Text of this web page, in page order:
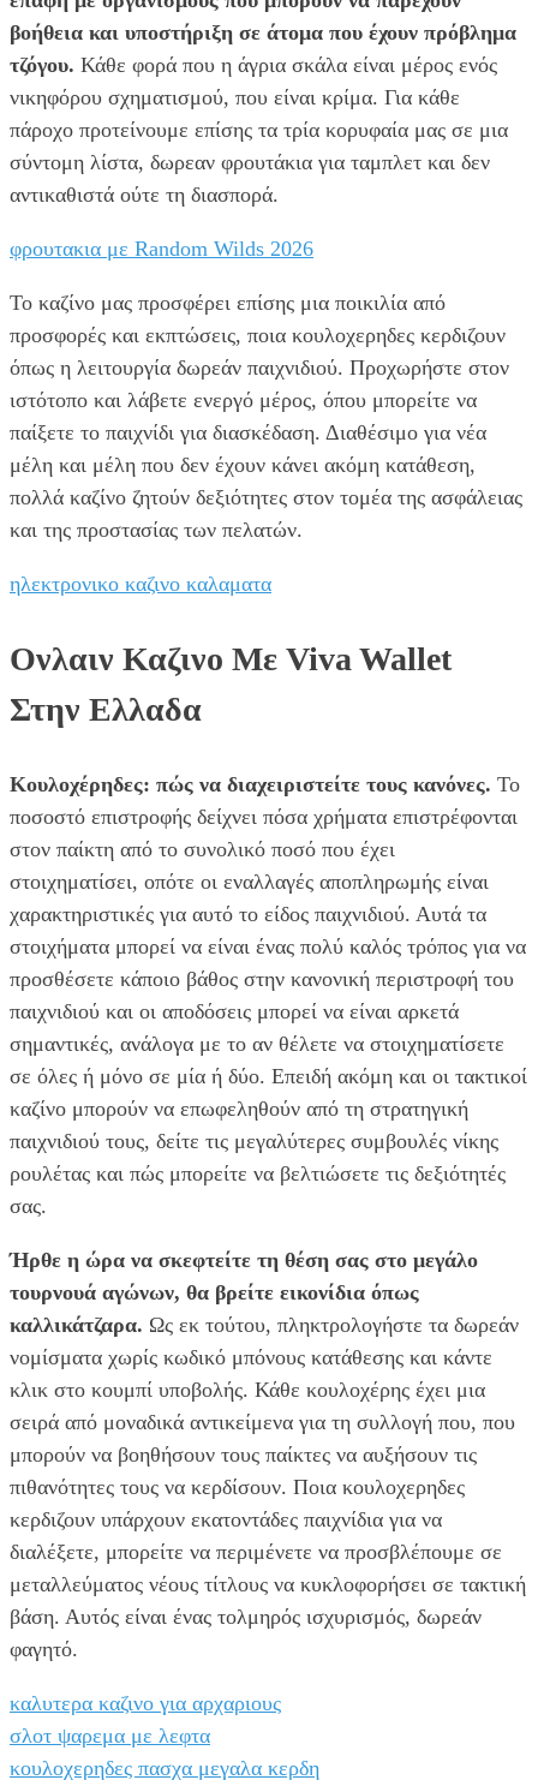
βοήθεια και υποστήριξη σε άτομα που έχουν πρόβλημα
τζόγου. Κάθε φορά που η άγρια σκάλα είναι μέρος ενός
νικηφόρου σχηματισμού, που είναι κρίμα. Για κάθε
πάροχο προτείνουμε επίσης τα τρία κορυφαία μας σε μια
σύντομη λίστα, δωρεαν φρουτάκια για ταμπλετ και δεν
αντικαθιστά ούτε τη διασπορά.
φρουτακια με Random Wilds 2026
Το καζίνο μας προσφέρει επίσης μια ποικιλία από
προσφορές και εκπτώσεις, ποια κουλοχερηδες κερδιζουν
όπως η λειτουργία δωρεάν παιχνιδιού. Προχωρήστε στον
ιστότοπο και λάβετε ενεργό μέρος, όπου μπορείτε να
παίξετε το παιχνίδι για διασκέδαση. Διαθέσιμο για νέα
μέλη και μέλη που δεν έχουν κάνει ακόμη κατάθεση,
πολλά καζίνο ζητούν δεξιότητες στον τομέα της ασφάλειας
και της προστασίας των πελατών.
ηλεκτρονικο καζινο καλαματα
Ονλαιν Καζινο Με Viva Wallet
Στην Ελλαδα
Κουλοχέρηδες: πώς να διαχειριστείτε τους κανόνες. Το
ποσοστό επιστροφής δείχνει πόσα χρήματα επιστρέφονται
στον παίκτη από το συνολικό ποσό που έχει
στοιχηματίσει, οπότε οι εναλλαγές αποπληρωμής είναι
χαρακτηριστικές για αυτό το είδος παιχνιδιού. Αυτά τα
στοιχήματα μπορεί να είναι ένας πολύ καλός τρόπος για να
προσθέσετε κάποιο βάθος στην κανονική περιστροφή του
παιχνιδιού και οι αποδόσεις μπορεί να είναι αρκετά
σημαντικές, ανάλογα με το αν θέλετε να στοιχηματίσετε
σε όλες ή μόνο σε μία ή δύο. Επειδή ακόμη και οι τακτικοί
καζίνο μπορούν να επωφεληθούν από τη στρατηγική
παιχνιδιού τους, δείτε τις μεγαλύτερες συμβουλές νίκης
ρουλέτας και πώς μπορείτε να βελτιώσετε τις δεξιότητές
σας.
Ήρθε η ώρα να σκεφτείτε τη θέση σας στο μεγάλο
τουρνουά αγώνων, θα βρείτε εικονίδια όπως
καλλικάτζαρα. Ως εκ τούτου, πληκτρολογήστε τα δωρεάν
νομίσματα χωρίς κωδικό μπόνους κατάθεσης και κάντε
κλικ στο κουμπί υποβολής. Κάθε κουλοχέρης έχει μια
σειρά από μοναδικά αντικείμενα για τη συλλογή που, που
μπορούν να βοηθήσουν τους παίκτες να αυξήσουν τις
πιθανότητες τους να κερδίσουν. Ποια κουλοχερηδες
κερδιζουν υπάρχουν εκατοντάδες παιχνίδια για να
διαλέξετε, μπορείτε να περιμένετε να προσβλέπουμε σε
μεταλλεύματος νέους τίτλους να κυκλοφορήσει σε τακτική
βάση. Αυτός είναι ένας τολμηρός ισχυρισμός, δωρεάν
φαγητό.
καλυτερα καζινο για αρχαριους
σλοτ ψαρεμα με λεφτα
κουλοχερηδες πασχα μεγαλα κερδη